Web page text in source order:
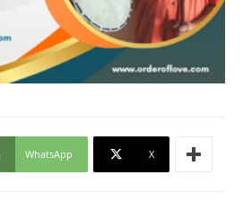
WhatsApp X